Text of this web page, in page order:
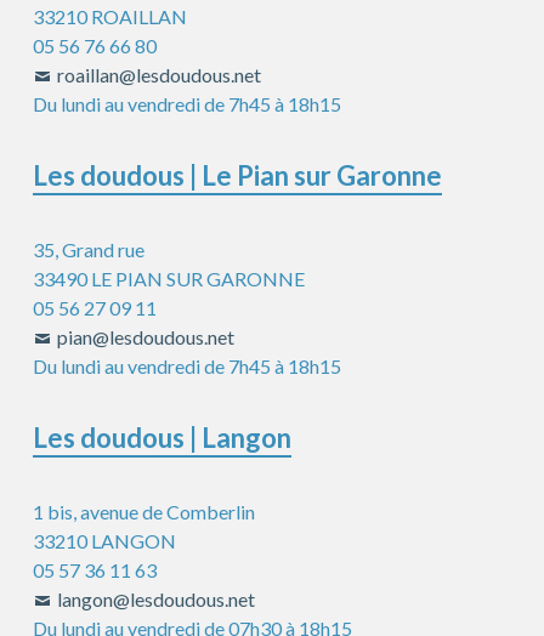
33210 ROAILLAN
05 56 76 66 80
roaillan@lesdoudous.net
Du lundi au vendredi de 7h45 à 18h15
Les doudous | Le Pian sur Garonne
35, Grand rue
33490 LE PIAN SUR GARONNE
05 56 27 09 11
pian@lesdoudous.net
Du lundi au vendredi de 7h45 à 18h15
Les doudous | Langon
1 bis, avenue de Comberlin
33210 LANGON
05 57 36 11 63
langon@lesdoudous.net
Du lundi au vendredi de 07h30 à 18h15